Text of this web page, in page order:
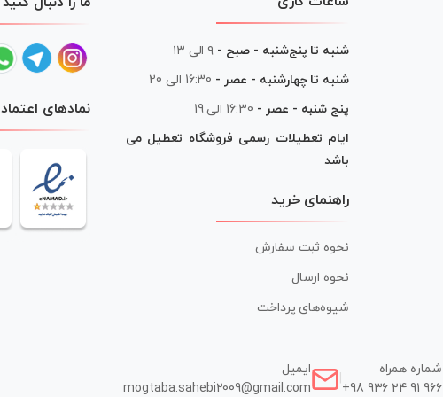
شنبه تا پنج‌شنبه - صبح - ۹ الی ۱۳
شنبه تا چهارشنبه - عصر - 16:30 الی 20
پنج شنبه - عصر - 16:30 الی 19
ایام تعطیلات رسمی فروشگاه تعطیل می
باشد
راهنمای خرید
نحوه ثبت سفارش
نحوه ارسال
شیوه‌های پرداخت
نمادهای اعتماد
شماره همراه
+98 936 24 91 966
ایمیل
mogtaba.sahebi2009@gmail.com